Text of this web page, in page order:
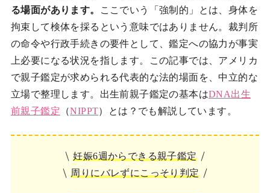
る場面があります。
ここでいう「強制的」とは、身体を
拘束して検体を採るという意味ではありません。裁判所
の命令や行政手続きの要件として、鑑定への協力が事実
上必要になる状況を指します。この記事では、アメリカ
で親子鑑定が求められる代表的な法的場面を、中立的な
立場で整理します。出生前親子鑑定の基本はDNA出生
前親子鑑定 （NIPPT）とは？でも解説しています。
妊娠6週からできる親子鑑定
周りにバレずにこっそり判定